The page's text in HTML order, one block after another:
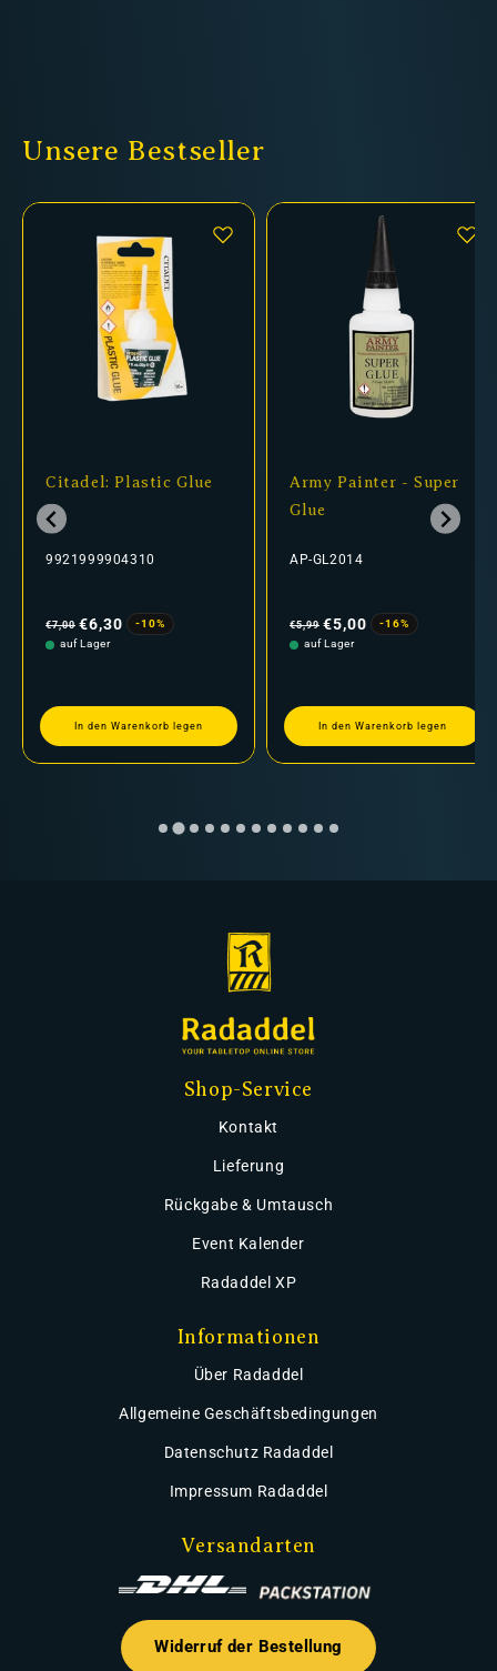
Unsere Bestseller
Citadel: Plastic Glue
9921999904310
Preis
€7,00 €6,30
-10%
auf Lager
In den Warenkorb legen
Army Painter - Super
Glue
AP-GL2014
Preis
€5,99 €5,00
-16%
auf Lager
In den Warenkorb legen
Shop-Service
Kontakt
Lieferung
Rückgabe & Umtausch
Event Kalender
Radaddel XP
Informationen
Über Radaddel
Allgemeine Geschäftsbedingungen
Datenschutz Radaddel
Impressum Radaddel
Versandarten
Widerruf der Bestellung